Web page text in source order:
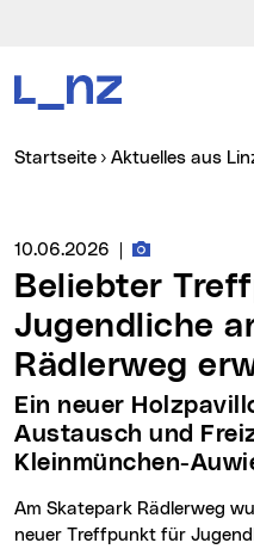
Sie sind hier:
Startseite Aktuelles aus
Medienservice vom:
10.06.2026 Fotos zur
Beliebter Treffpunkt für
Jugendliche
Rädlerweg
Ein neuer Holzpavillon schafft Raum für
Austausch und
Kleinmünchen-
Am Skatepark Rädlerweg wurde am Dienstag, 09. Juni, ein
neuer Treffpunkt für